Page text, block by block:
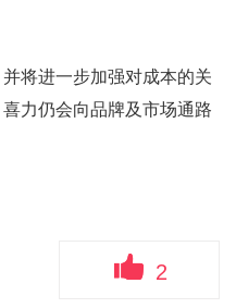
将进一步加强对成本的关
力仍会向品牌及市场通路
2